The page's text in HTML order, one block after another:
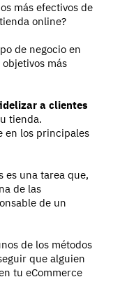
más efectivos de
online?
de negocio en
más
a clientes
tienda.
en los principales
es una tarea que,
de las
de un
de los métodos
que alguien
tu eCommerce